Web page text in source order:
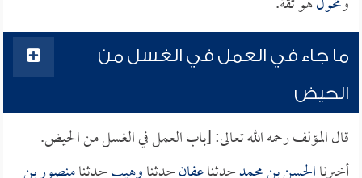
ما جاء في العمل في الغسل من
الحيض
قال المؤلف رحمه الله تعالى: [باب العمل في الغسل من الحيض.